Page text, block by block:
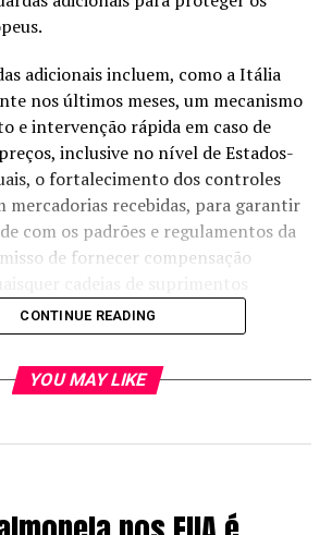
adicionais incluem, como a Itália
nos últimos meses, um mecanismo
e intervenção rápida em caso de
inclusive no nível de Estados-
o fortalecimento dos controles
mercadorias recebidas, para garantir
com os padrões e regulamentos da
de fornecer compensação
afirmou o governo italiano.
mão tudo sobre
pecuária, economia e
News!
aprovação formal do Acordo
CONTINUE READING
YOU MAY LIKE